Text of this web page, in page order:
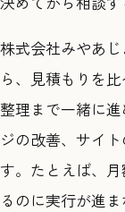
株式会社みやあ
ら、見積もりを
整理まで一緒に
ジの改善、サイ
す。たとえば、
るのに実行が進